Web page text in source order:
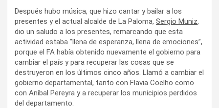
Después hubo música, que hizo cantar y bailar a los
presentes y el actual alcalde de La Paloma, Sergio Muniz,
dio un saludo a los presentes, remarcando que esta
actividad estaba “llena de esperanza, llena de emociones”,
porque el FA había obtenido nuevamente el gobierno para
cambiar el país y para recuperar las cosas que se
destruyeron en los últimos cinco años. Llamó a cambiar el
gobierno departamental, tanto con Flavia Coelho como
con Aníbal Pereyra y a recuperar los municipios perdidos
del departamento.